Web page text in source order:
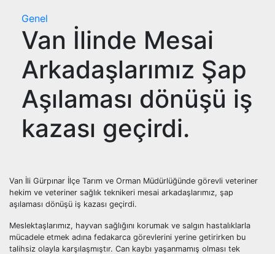
Genel
Van İlinde Mesai
Arkadaşlarımız Şap
Aşılaması dönüşü iş
kazası geçirdi.
Van İli Gürpınar İlçe Tarım ve Orman Müdürlüğünde görevli veteriner
hekim ve veteriner sağlık teknikeri mesai arkadaşlarımız, şap
aşılaması dönüşü iş kazası geçirdi.
Meslektaşlarımız, hayvan sağlığını korumak ve salgın hastalıklarla
mücadele etmek adına fedakarca görevlerini yerine getirirken bu
talihsiz olayla karşılaşmıştır. Can kaybı yaşanmamış olması tek